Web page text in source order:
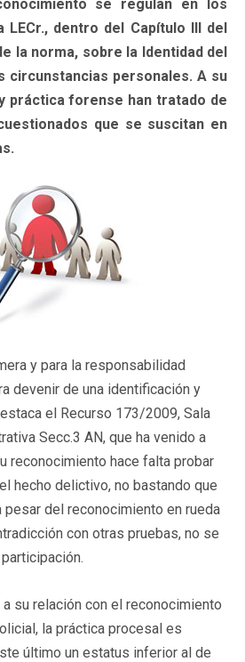
se regulan en los
LECr., dentro del Capítulo III del
la norma, sobre la Identidad del
circunstancias personales. A su
práctica forense han tratado de
que se suscitan en
y para la responsabilidad
devenir de una identificación y
el Recurso 173/2009, Sala
Secc.3 AN, que ha venido a
reconocimiento hace falta probar
hecho delictivo, no bastando que
del reconocimiento en rueda
con otras pruebas, no se
su relación con el reconocimiento
la práctica procesal es
último un estatus inferior al de